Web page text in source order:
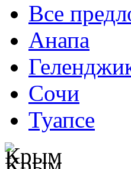
Все
Анапа
Сочи
Туапсе
Крым